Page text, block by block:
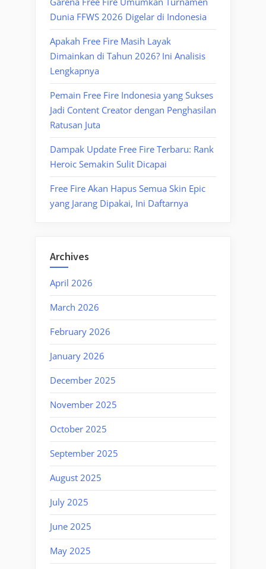
Dunia FFWS 2026 Digelar di Indonesia
Apakah Free Fire Masih Layak
Dimainkan di Tahun 2026? Ini Analisis
Lengkapnya
Pemain Free Fire Indonesia yang Sukses
Jadi Content Creator dengan Penghasilan
Ratusan Juta
Dampak Update Free Fire Terbaru: Rank
Heroic Semakin Sulit Dicapai
Free Fire Akan Hapus Semua Skin Epic
yang Jarang Dipakai, Ini Daftarnya
Archives
April 2026
March 2026
February 2026
January 2026
December 2025
November 2025
October 2025
September 2025
August 2025
July 2025
June 2025
May 2025